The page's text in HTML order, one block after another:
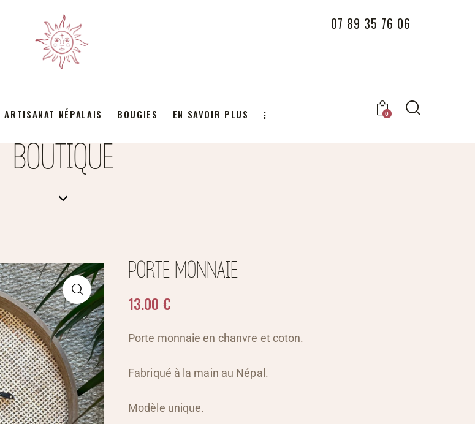
07 89 35 76 06
ARTISANAT NÉPALAIS BOUGIES EN SAVOIR PLUS 0
BOUTIQUE
PORTE MONNAIE
13.00 €
Porte monnaie en chanvre et coton.
Fabriqué à la main au Népal.
Modèle unique.